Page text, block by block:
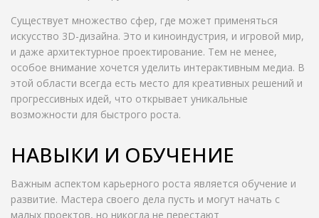
Существует множество сфер, где может применяться
искусство 3D-дизайна. Это и киноиндустрия, и игровой мир,
и даже архитектурное проектирование. Тем не менее,
особое внимание хочется уделить интерактивным медиа. В
этой области всегда есть место для креативных решений и
прогрессивных идей, что открывает уникальные
возможности для быстрого роста.
НАВЫКИ И ОБУЧЕНИЕ
Важным аспектом карьерного роста является обучение и
развитие. Мастера своего дела пусть и могут начать с
малых проектов, но никогда не перестают